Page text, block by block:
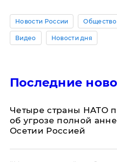
Новости России Общество
Видео Новости дня
Последние
Четыре страны НАТО
об угрозе полной
Осетии Россией